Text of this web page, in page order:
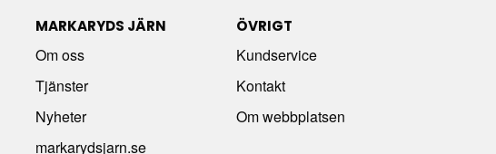
MARKARYDS JÄRN
Om oss
Tjänster
Nyheter
markarydsjarn.se
ÖVRIGT
Kundservice
Kontakt
Om webbplatsen